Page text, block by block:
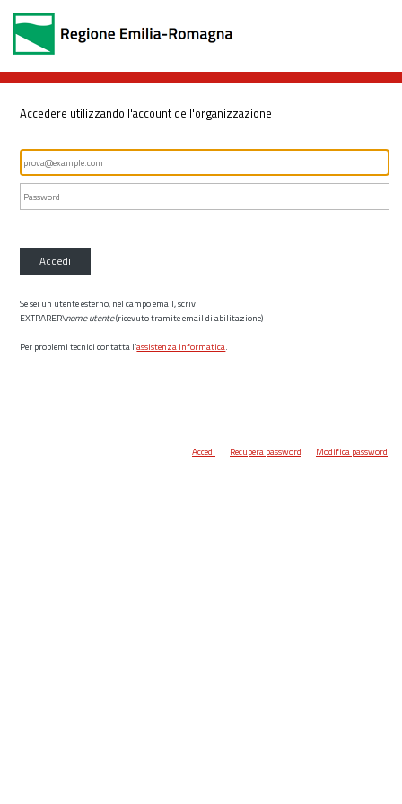
Accedere utilizzando l'account dell'organizzazione
Accedi
Se sei un utente esterno, nel campo email, scrivi
EXTRARER\nome utente(ricevuto tramite email di abilitazione)
Per problemi tecnici contatta l’assistenza informatica.
Accedi Recupera password Modifica password